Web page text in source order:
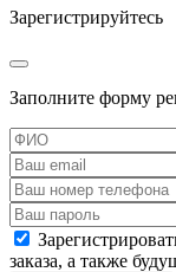
Зарегистрируйтесь
Заполните форму
заказа, а также